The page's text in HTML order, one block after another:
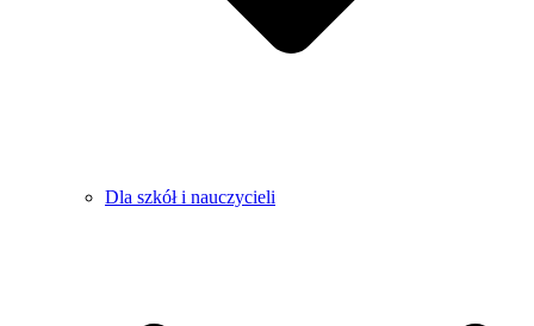
Dla szkół i nauczycieli